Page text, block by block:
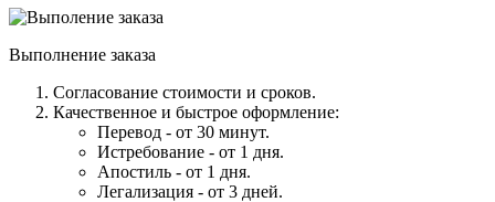
Выполнение заказа
Согласование стоимости и сроков.
Качественное и быстрое оформление:
Перевод - от 30 минут.
Истребование - от 1 дня.
Апостиль - от 1 дня.
Легализация - от 3 дней.